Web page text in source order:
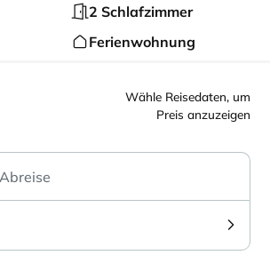
2 Schlafzimmer
Ferienwohnung
Wähle Reisedaten, um
Preis anzuzeigen